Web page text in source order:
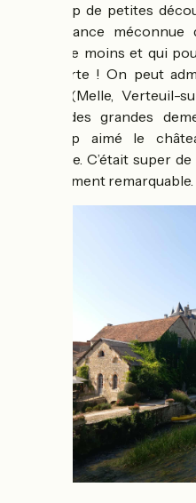
Beaucoup de petites
cette France méconnue
fréquente moins et qui
découverte ! On peut
villages (Melle, Verteuil-
Vallée) des grandes
beaucoup aimé le
Boutonne. C’était super
ce monument remarquable.